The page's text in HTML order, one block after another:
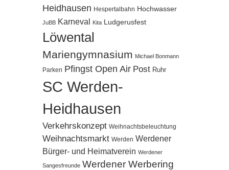
Heidhausen Hespertalbahn Hochwasser
JuBB Karneval Kita Ludgerusfest
Löwental
Mariengymnasium Michael Bonmann
Parken Pfingst Open Air Post Ruhr
SC Werden-
Heidhausen
Verkehrskonzept Weihnachtsbeleuchtung
Weihnachtsmarkt Werden Werdener
Bürger- und Heimatverein Werdener
Sangesfreunde Werdener Werbering